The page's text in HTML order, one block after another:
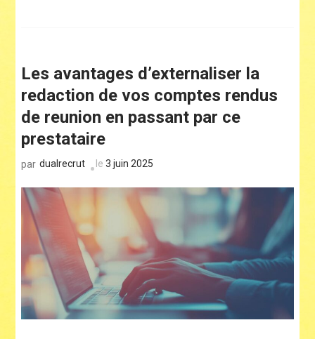
Les avantages d’externaliser la
redaction de vos comptes rendus
de reunion en passant par ce
prestataire
par dualrecrut le3 juin 2025